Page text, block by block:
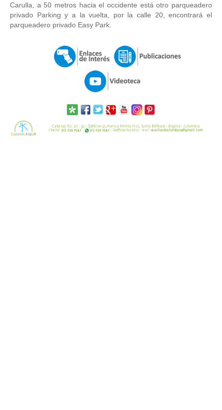
Carulla, a 50 metros hacia el occidente está otro parqueadero
privado Parking y a la vuelta, por la calle 20, encontrará el
parqueadero privado Easy Park.